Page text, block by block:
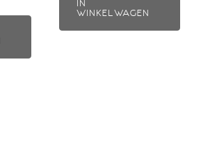
IN
WINKELWAGEN